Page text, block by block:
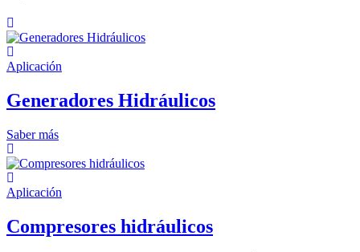
Aplicación
Generadores Hidráulicos
Saber más
Aplicación
Compresores hidráulicos